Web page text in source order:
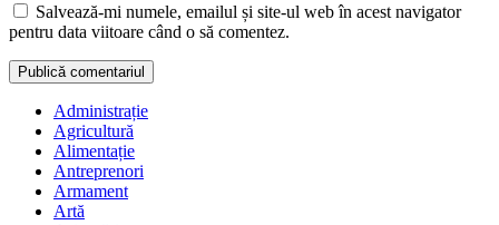
Salvează-mi numele, emailul și site-ul web în acest navigator
pentru data viitoare când o să comentez.
Administrație
Agricultură
Alimentație
Antreprenori
Armament
Artă